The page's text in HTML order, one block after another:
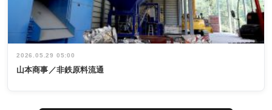
2026.05.29 05:00
山本商事／非鉄原料流通